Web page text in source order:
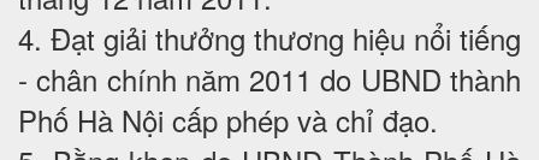
4. Đạt giải thưởng thương hiệu nổi tiếng
- chân chính năm 2011 do UBND thành
Phố Hà Nội cấp phép và chỉ đạo.